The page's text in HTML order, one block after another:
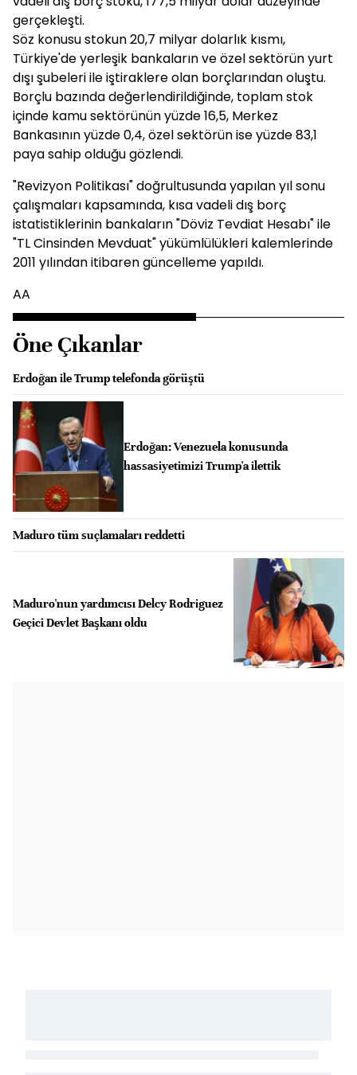
gerçekleşti.
Söz konusu stokun 20,7 milyar dolarlık kısmı,
Türkiye'de yerleşik bankaların ve özel sektörün yurt
dışı şubeleri ile iştiraklere olan borçlarından oluştu.
Borçlu bazında değerlendirildiğinde, toplam stok
içinde kamu sektörünün yüzde 16,5, Merkez
Bankasının yüzde 0,4, özel sektörün ise yüzde 83,1
paya sahip olduğu gözlendi.
"Revizyon Politikası" doğrultusunda yapılan yıl sonu
çalışmaları kapsamında, kısa vadeli dış borç
istatistiklerinin bankaların "Döviz Tevdiat Hesabı" ile
"TL Cinsinden Mevduat" yükümlülükleri kalemlerinde
2011 yılından itibaren güncelleme yapıldı.
AA
Öne Çıkanlar
Erdoğan ile Trump telefonda görüştü
Erdoğan: Venezuela konusunda
hassasiyetimizi Trump'a ilettik
Maduro tüm suçlamaları reddetti
Maduro'nun yardımcısı Delcy Rodriguez
Geçici Devlet Başkanı oldu